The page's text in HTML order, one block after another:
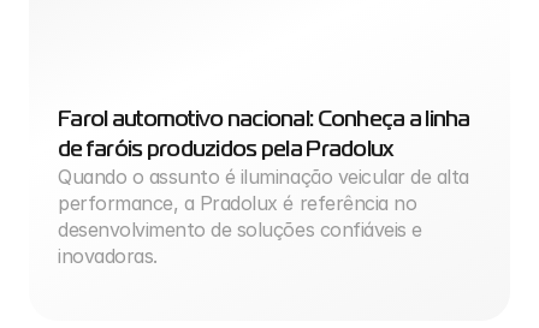
Farol automotivo nacional: Conheça a linha
de faróis produzidos pela Pradolux
Quando o assunto é iluminação veicular de alta
performance, a Pradolux é referência no
desenvolvimento de soluções confiáveis e
inovadoras.